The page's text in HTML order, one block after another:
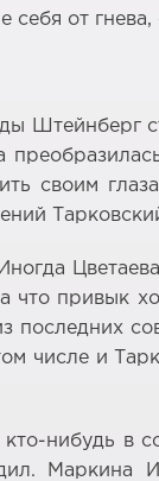
от гнева,
Штейнберг
своим
что привык
последних
числе и
нибудь в
Маркина